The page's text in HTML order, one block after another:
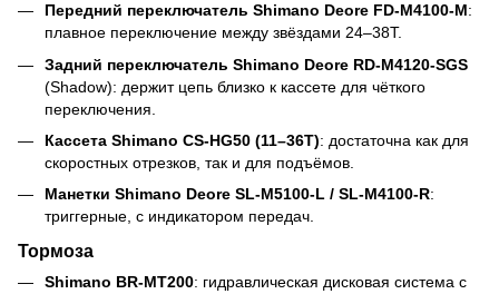
Передний переключатель Shimano Deore FD-M4100-M:
плавное переключение между звёздами 24–38T.
Задний переключатель Shimano Deore RD-M4120-SGS
(Shadow): держит цепь близко к кассете для чёткого
переключения.
Кассета Shimano CS-HG50 (11–36T): достаточна как для
скоростных отрезков, так и для подъёмов.
Манетки Shimano Deore SL-M5100-L / SL-M4100-R:
триггерные, с индикатором передач.
Тормоза
Shimano BR-MT200: гидравлическая дисковая система с